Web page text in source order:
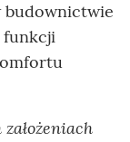
budownictwie
funkcji